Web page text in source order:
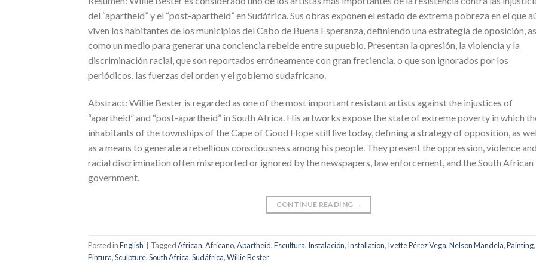
del “apartheid” y el “post-apartheid” en Sudáfrica. Sus obras exponen el estado de extrema pobreza en el que
viven los habitantes de los municipios del Cabo de Buena Esperanza, definiendo una estrategia de oposición,
como un medio para generar una conciencia rebelde entre su pueblo. Presentan la opresión, la violencia y la
discriminación racial, que son reportados erróneamente con gran freciencia, o que son ignorados por los
periódicos, las fuerzas del orden y el gobierno sudafricano.
Abstract: Willie Bester is regarded as one of the most important resistant artists against the injustices of
“apartheid” and “post-apartheid” in South Africa. His artworks expose the state of extreme poverty in which
inhabitants of the townships of the Cape of Good Hope still live today, defining a strategy of opposition, as
as a means to generate a rebellious consciousness among his people. They present the oppression, violence and
racial discrimination often misreported or ignored by the newspapers, law enforcement, and the South African
government.
CONTINUE READING →
Posted inEnglish TaggedAfrican,Africano,Apartheid,Escultura, Instalación, Installation, Ivette Pérez Vega,Nelson Mandela,Painting,
Pintura,Sculpture,South Africa,Sudáfrica,Willie Bester